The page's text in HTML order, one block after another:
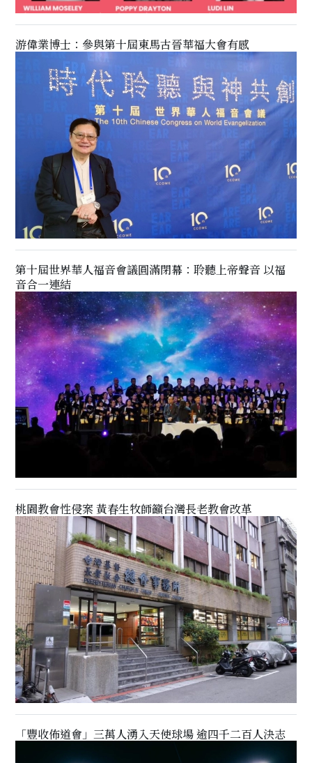
游偉業博士：參與第十屆東馬古晉華福大會有感
第十屆世界華人福音會議圓滿閉幕：聆聽上帝聲音 以福
音合一連結
桃園教會性侵案 黃春生牧師籲台灣長老教會改革
「豐收佈道會」三萬人湧入天使球場 逾四千二百人決志